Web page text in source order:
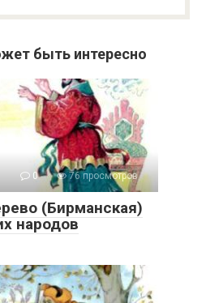
быть интересно
0 76 просмотров
(Бирманская)
народов